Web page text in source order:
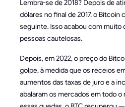
Lembra-se de 2018? Depois de
dólares no final de 2017, o Bitcoin
seguinte. Isso acabou com muito
pessoas cautelosas.
Depois, em 2022, o preço do
golpe, à medida que os receios
aumentos das taxas de juro e a
abalaram os mercados em todo o